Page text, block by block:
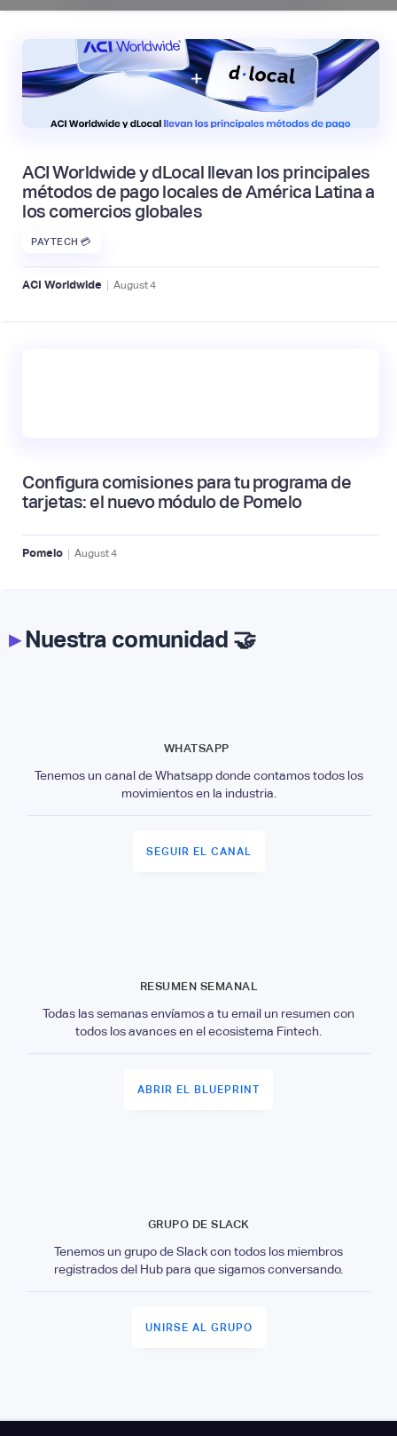
ACI Worldwide y dLocal llevan los principales
métodos de pago locales de América Latina a
los comercios globales
PAYTECH 💳
ACI Worldwide | August4
Configura comisiones para tu programa de
tarjetas: el nuevo módulo de Pomelo
Pomelo | August4
▸Nuestra comunidad 🤝
WHATSAPP
Tenemos un canal de Whatsapp donde contamos todos los
movimientos en la industria.
SEGUIR EL CANAL
RESUMEN SEMANAL
Todas las semanas envíamos a tu email un resumen con
todos los avances en el ecosistema Fintech.
ABRIR EL BLUEPRINT
GRUPO DE SLACK
Tenemos un grupo de Slack con todos los miembros
registrados del Hub para que sigamos conversando.
UNIRSE AL GRUPO